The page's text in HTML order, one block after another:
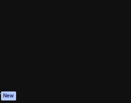
New